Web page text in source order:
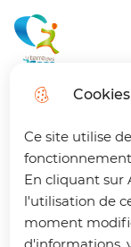
Cookies
Ce site utilise
En cliquant sur
l'utilisation de
moment
Skip to
menu
🚌 Vos
terre des 2
Retrouvez
page dédiée
vous pouvez
La terre des 2 caps
Home